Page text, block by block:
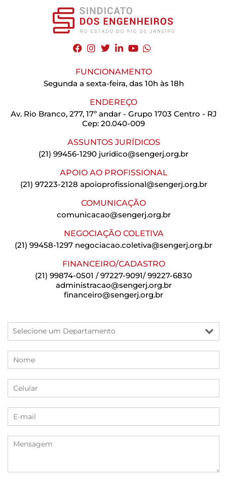
FUNCIONAMENTO
Segunda a sexta-feira, das 10h às 18h
ENDEREÇO
Av. Rio Branco, 277, 17º andar - Grupo 1703 Centro - RJ
Cep: 20.040-009
ASSUNTOS JURÍDICOS
(21) 99456-1290 juridico@sengerj.org.br
APOIO AO PROFISSIONAL
(21) 97223-2128 apoioprofissional@sengerj.org.br
COMUNICAÇÃO
comunicacao@sengerj.org.br
NEGOCIAÇÃO COLETIVA
(21) 99458-1297 negociacao.coletiva@sengerj.org.br
FINANCEIRO/CADASTRO
(21) 99874-0501 / 97227-9091/ 99227-6830
administracao@sengerj.org.br
financeiro@sengerj.org.br